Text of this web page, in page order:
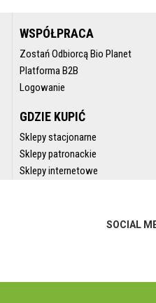
WSPÓŁPRACA
Zostań Odbiorcą Bio Planet
Platforma B2B
Logowanie
GDZIE KUPIĆ
Sklepy stacjonarne
Sklepy patronackie
Sklepy internetowe
SOCIAL